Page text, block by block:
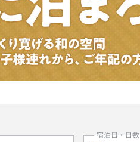
宿泊日・日数